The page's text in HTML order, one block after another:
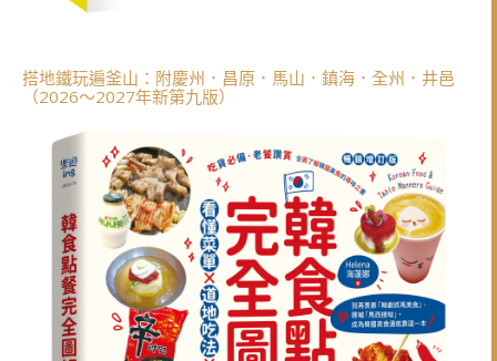
搭地鐵玩遍釜山：附慶州．昌原．馬山．鎮海．全州．井邑
（2026～2027年新第九版）